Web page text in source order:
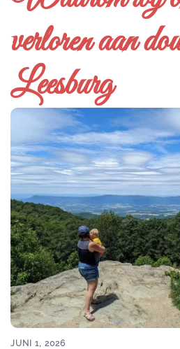
verloren aan
Leesburg
JUNI 1, 2026